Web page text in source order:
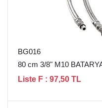
BG016
80 cm 3/8" M10
Liste F : 97,50 TL